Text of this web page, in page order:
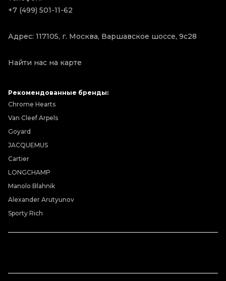
+7 (499) 501-11-62
Адрес: 117105, г. Москва, Варшавское шоссе, 9с28
Найти нас на карте
Рекомендованные бренды:
Chrome Hearts
Van Cleef Arpels
Goyard
JACQUEMUS
Cartier
LONGCHAMP
Manolo Blahnik
Alexander Arutyunov
Sporty Rich